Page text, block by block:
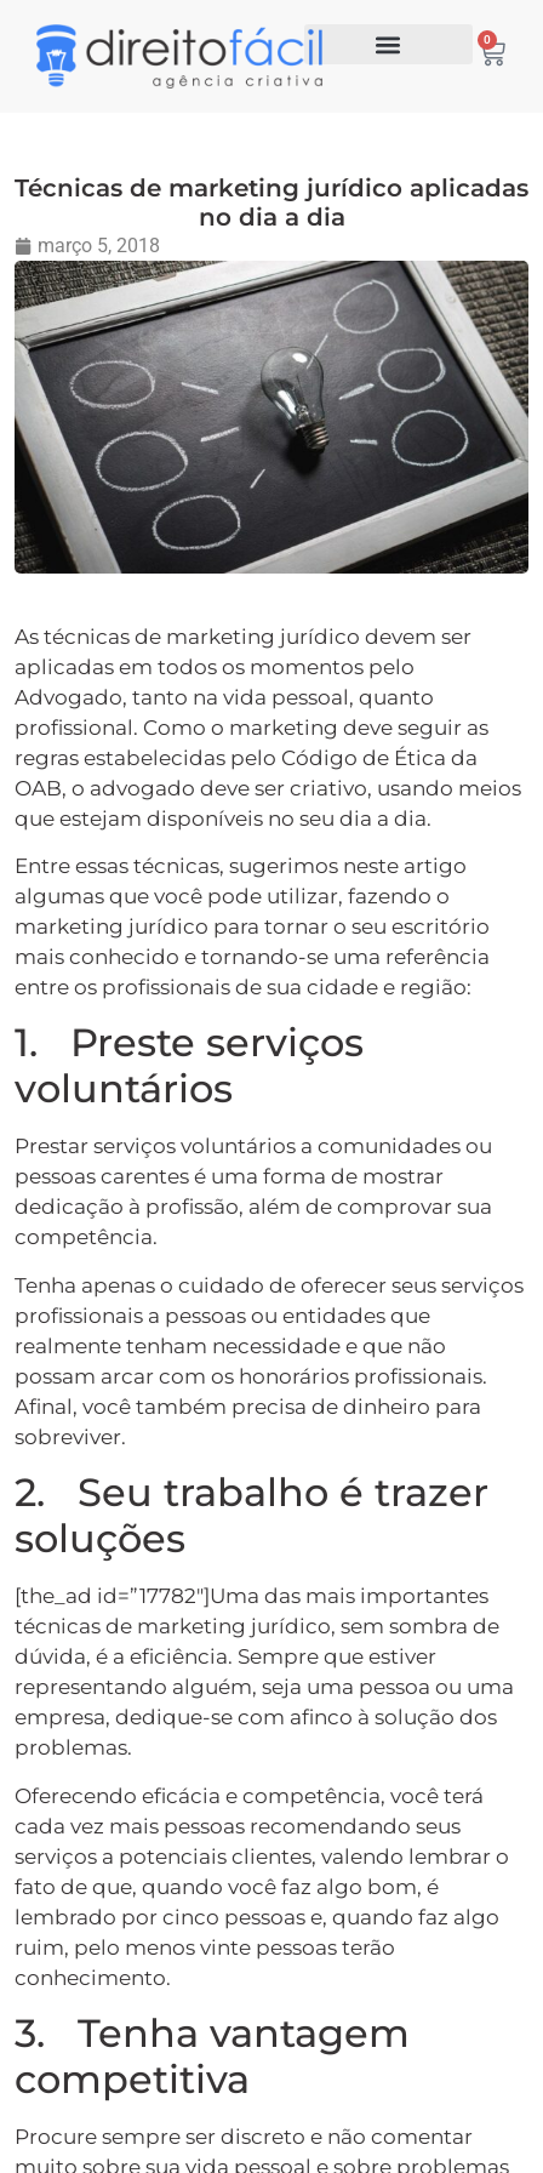
0
Técnicas de marketing jurídico aplicadas
no dia a dia
março 5, 2018
As técnicas de marketing jurídico devem ser
aplicadas em todos os momentos pelo
Advogado, tanto na vida pessoal, quanto
profissional. Como o marketing deve seguir as
regras estabelecidas pelo Código de Ética da
OAB, o advogado deve ser criativo, usando meios
que estejam disponíveis no seu dia a dia.
Entre essas técnicas, sugerimos neste artigo
algumas que você pode utilizar, fazendo o
marketing jurídico para tornar o seu escritório
mais conhecido e tornando-se uma referência
entre os profissionais de sua cidade e região:
1. Preste serviços
voluntários
Prestar serviços voluntários a comunidades ou
pessoas carentes é uma forma de mostrar
dedicação à profissão, além de comprovar sua
competência.
Tenha apenas o cuidado de oferecer seus serviços
profissionais a pessoas ou entidades que
realmente tenham necessidade e que não
possam arcar com os honorários profissionais.
Afinal, você também precisa de dinheiro para
sobreviver.
2. Seu trabalho é trazer
soluções
[the_ad id=”17782″]Uma das mais importantes
técnicas de marketing jurídico, sem sombra de
dúvida, é a eficiência. Sempre que estiver
representando alguém, seja uma pessoa ou uma
empresa, dedique-se com afinco à solução dos
problemas.
Oferecendo eficácia e competência, você terá
cada vez mais pessoas recomendando seus
serviços a potenciais clientes, valendo lembrar o
fato de que, quando você faz algo bom, é
lembrado por cinco pessoas e, quando faz algo
ruim, pelo menos vinte pessoas terão
conhecimento.
3. Tenha vantagem
competitiva
Procure sempre ser discreto e não comentar
muito sobre sua vida pessoal e sobre problemas